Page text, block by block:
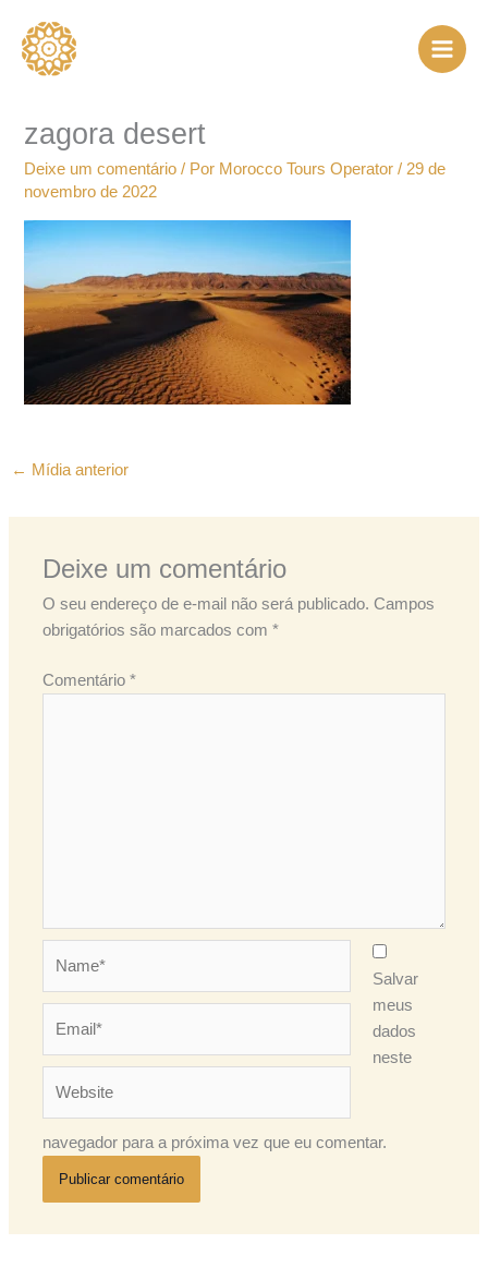
para
zagora desert
Deixe um comentário / Por Morocco Tours Operator/ 29 de
novembro de 2022
← Mídia anterior
Deixe um comentário
O seu endereço de e-mail não será publicado. Campos
obrigatórios são marcados com*
Comentário*
Salvar
meus
dados
neste
navegador para a próxima vez que eu comentar.